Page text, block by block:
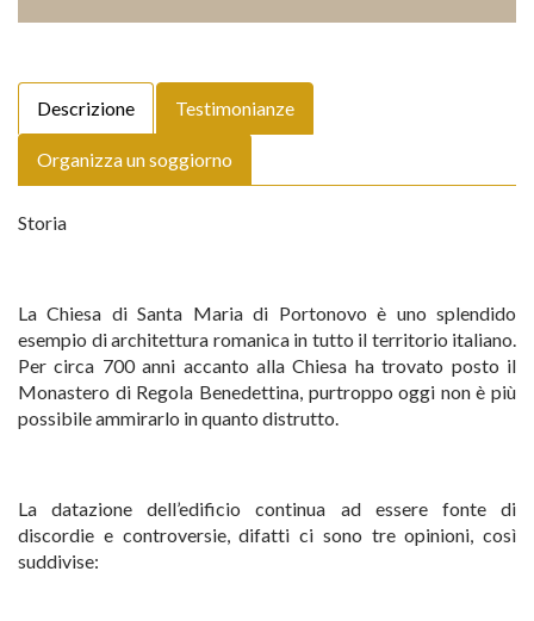
Descrizione Testimonianze
Organizza un soggiorno
Storia
La Chiesa di Santa Maria di Portonovo è uno splendido
esempio di architettura romanica in tutto il territorio italiano.
Per circa 700 anni accanto alla Chiesa ha trovato posto il
Monastero di Regola Benedettina, purtroppo oggi non è più
possibile ammirarlo in quanto distrutto.
La datazione dell’edificio continua ad essere fonte di
discordie e controversie, difatti ci sono tre opinioni, così
suddivise: